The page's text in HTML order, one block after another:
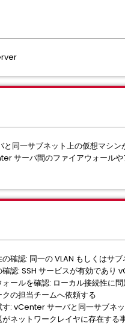
同一サブネット上の仮想マシン
サーバ間のファイアウォール
の確認: 同一の VLAN もしくはサ
認: SSH サービスが有効であり
ールを確認: ローカル接続性に
の担当チームへ依頼する
: vCenter サーバと同一サブネ
ネットワークレイヤに存在する